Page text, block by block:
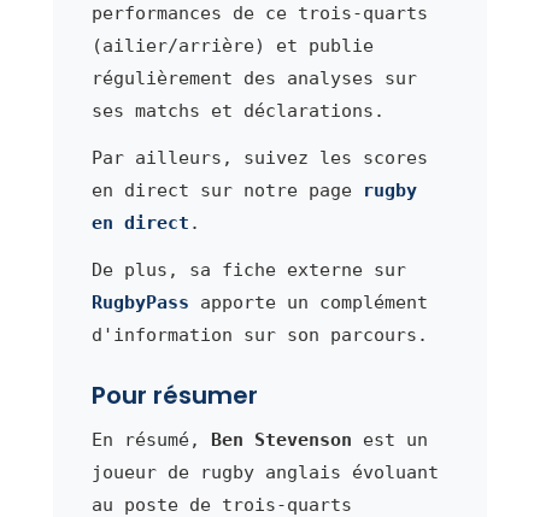
performances de ce trois-quarts
(ailier/arrière) et publie
régulièrement des analyses sur
ses matchs et déclarations.
Par ailleurs, suivez les scores
en direct sur notre page
rugby
en direct .
De plus, sa fiche externe sur
RugbyPass apporte un complément
d'information sur son parcours.
Pour résumer
En résumé, Ben Stevenson est un
joueur de rugby anglais évoluant
au poste de trois-quarts